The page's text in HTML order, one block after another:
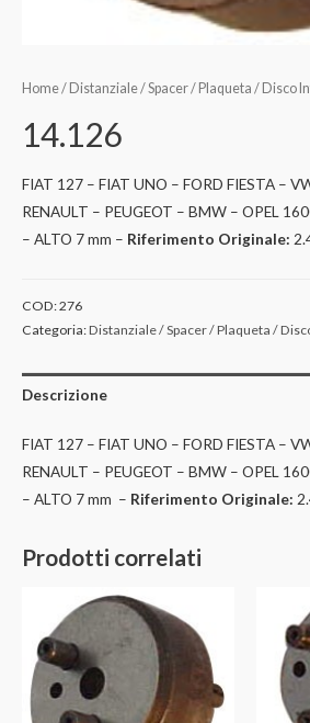
Home/ Distanziale / Spacer / Plaqueta / Disco
14.126
FIAT 127 – FIAT UNO – FORD FIESTA –
RENAULT – PEUGEOT – BMW – OPEL
– ALTO 7 mm – Riferimento Originale:
COD:276
Categoria:Distanziale / Spacer / Plaqueta /
Descrizione
FIAT 127 – FIAT UNO – FORD FIESTA –
RENAULT – PEUGEOT – BMW – OPEL
– ALTO 7 mm – Riferimento Originale:
Prodotti correlati